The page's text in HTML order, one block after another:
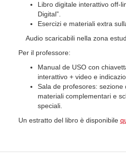
Libro digitale interattivo
Digital”.
Esercizi e materiali extra
Audio scaricabili nella zona
Per il professore:
Manual de USO con
interattivo + video e
Sala de profesores: sezione
materiali complementari e
speciali.
Un estratto del libro è disponibile